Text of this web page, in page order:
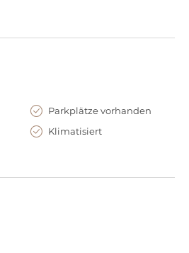
Parkplätze vorhanden
Klimatisiert